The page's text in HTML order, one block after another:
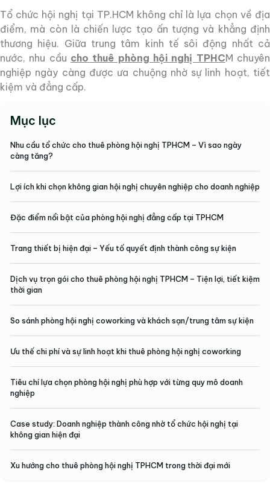
Tham quan
Cho Thuê Phòng Hội Nghị
TPHCM – Không Gian
Đẳng Cấp, Chuyên Nghiệp
Cho Thuê Phòng Hội Nghị TPHCM –
Không Gian Đẳng Cấp, Chuyên
Nghiệp
Tổ chức hội nghị tại TP.HCM không chỉ là lựa chọn về địa
điểm, mà còn là chiến lược tạo ấn tượng và khẳng định
thương hiệu. Giữa trung tâm kinh tế sôi động nhất cả
nước, nhu cầu cho thuê phòng hội nghị TPHCM chuyên
nghiệp ngày càng được ưa chuộng nhờ sự linh hoạt, tiết
kiệm và đẳng cấp.
Mục lục
Nhu cầu tổ chức cho thuê phòng hội nghị TPHCM – Vì sao ngày
càng tăng?
Lợi ích khi chọn không gian hội nghị chuyên nghiệp cho doanh nghiệp
Đặc điểm nổi bật của phòng hội nghị đẳng cấp tại TPHCM
Trang thiết bị hiện đại – Yếu tố quyết định thành công sự kiện
Dịch vụ trọn gói cho thuê phòng hội nghị TPHCM – Tiện lợi, tiết kiệm
thời gian
So sánh phòng hội nghị coworking và khách sạn/trung tâm sự kiện
Ưu thế chi phí và sự linh hoạt khi thuê phòng hội nghị coworking
Tiêu chí lựa chọn phòng hội nghị phù hợp với từng quy mô doanh
nghiệp
Case study: Doanh nghiệp thành công nhờ tổ chức hội nghị tại
không gian hiện đại
Xu hướng cho thuê phòng hội nghị TPHCM trong thời đại mới
Nhu cầu tổ chức cho thuê phòng hội